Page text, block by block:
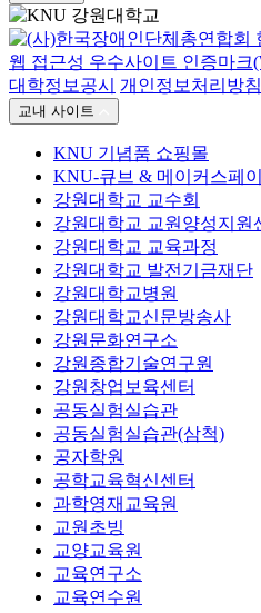
대학정보공시 개인정보처리방침
교내 사이트
KNU 기념품 쇼핑몰
KNU-큐브 & 메이커스페
강원대학교 교수회
강원대학교 교원양성지원
강원대학교 교육과정
강원대학교 발전기금재단
강원대학교병원
강원대학교신문방송사
강원문화연구소
강원종합기술연구원
강원창업보육센터
공동실험실습관
공동실험실습관(삼척)
공자학원
공학교육혁신센터
과학영재교육원
교원초빙
교양교육원
교육연구소
교육연수원